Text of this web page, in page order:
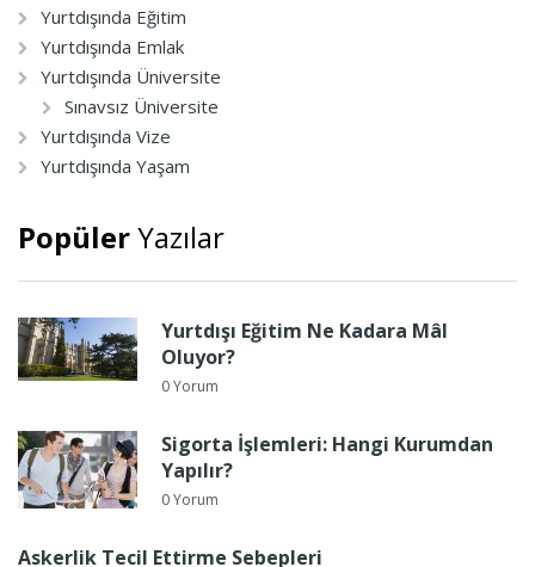
Yurtdışında Eğitim
Yurtdışında Emlak
Yurtdışında Üniversite
Sınavsız Üniversite
Yurtdışında Vize
Yurtdışında Yaşam
PopülerYazılar
Yurtdışı Eğitim Ne Kadara Mâl
Oluyor?
0 Yorum
Sigorta İşlemleri: Hangi Kurumdan
Yapılır?
0 Yorum
Askerlik Tecil Ettirme Sebepleri